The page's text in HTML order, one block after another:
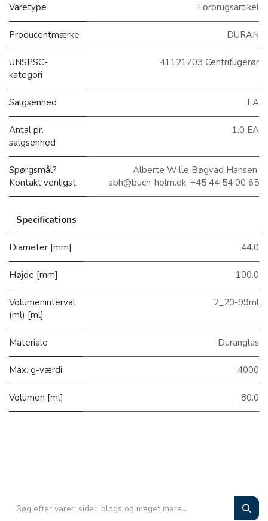
Varetype Forbrugsartikel
Producentmærke DURAN
UNSPSC-
kategori
41121703 Centrifugerør
Salgsenhed EA
Antal pr.
salgsenhed
1.0 EA
Spørgsmål?
Kontakt venligst
Alberte Wille Bøgvad Hansen,
abh@buch-holm.dk, +45 44 54 00 65
Specifications
Diameter [mm] 44.0
Højde [mm] 100.0
Volumeninterval
(ml) [ml]
2_20-99ml
Materiale Duranglas
Max. g-værdi 4000
Volumen [ml] 80.0